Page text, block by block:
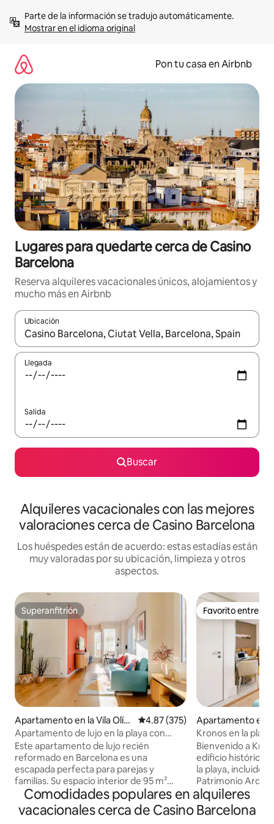
contenidoMostrar en el idioma original
Pon tu casa en Airbnb
Lugares para quedarte cerca de Casino
Barcelona
Reserva alquileres vacacionales únicos, alojamientos y
mucho más en Airbnb
Ubicación
Cuando los resultados estén disponibles, navega con las
Llegada
Salida
Buscar
Alquileres vacacionales con las mejores
valoraciones cerca de Casino Barcelona
Los huéspedes están de acuerdo: estas estadías están
muy valoradas por su ubicación, limpieza y otros
aspectos.
Superanfitrión
Superanfitrión
Apartamento en la Vila Olím
pica del Poblenou
Calificación promedio: 4.87 de
4.87 (375)
Apartamento de lujo en la playa con
terraza privada
Este apartamento de lujo recién
reformado en Barcelona es una
escapada perfecta para parejas y
familias. Su espacio interior de 95 m²
cuenta con dos dormitorios dobles, dos
baños completos, una cocina de última
generación con una vinoteca para 40
Favorito entre
Favorito entre
Apartamento en
neta
Kronos en la
Bienvenido a
edificio histórico
la playa, incluido
Patrimonio
completamente
materiales de alta
tendencias de
Comodidades populares en alquileres
vacacionales cerca de Casino Barcelona